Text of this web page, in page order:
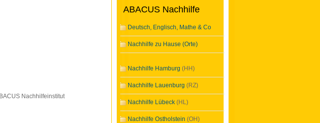
Nachhilfeinstitut
ABACUS Nachhilfe
Deutsch, Englisch, Mathe & Co
Nachhilfe zu Hause (Orte)
Nachhilfe Hamburg (HH)
Nachhilfe Lauenburg (RZ)
Nachhilfe Lübeck (HL)
Nachhilfe Ostholstein (OH)